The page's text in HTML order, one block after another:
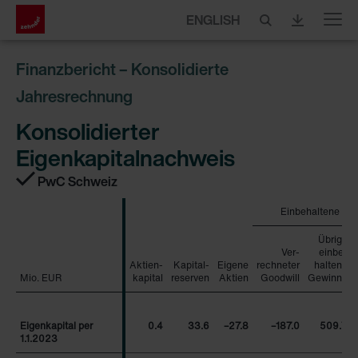
ENGLISH Menu
Finanzbericht – Konsolidierte
Jahresrechnung
Konsolidierter
Eigenkapitalnachweis
PwC Schweiz
Mio. EUR
Aktien-
kapital
Kapital-
reserven
Eigene
Aktien
Einbehaltene
Ver-
rechneter
Goodwill
Übrige
einbe-
haltene
Gewinne
Eigenkapital per
1.1.2023
0.4 33.6 –27.8 –187.0 509.7
Mio. EUR
Eigenkapital per
1.1.2023